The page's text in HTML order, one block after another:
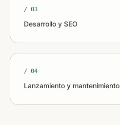
/ 03
Desarrollo y SEO
/ 04
Lanzamiento y mantenimiento